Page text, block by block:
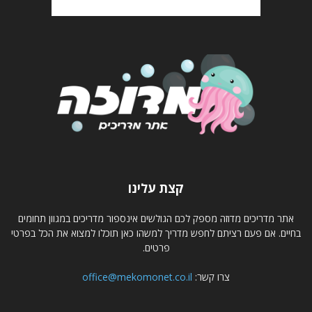
קצת עלינו
אתר מדריכים מדוזה מספק לכם הגולשים אינספור מדריכים במגוון תחומים
בחיים. אם פעם רציתם לחפש מדריך למשהו כאן תוכלו למצוא את הכל בפרטי
פרטים.
צרו קשר: office@mekomonet.co.il